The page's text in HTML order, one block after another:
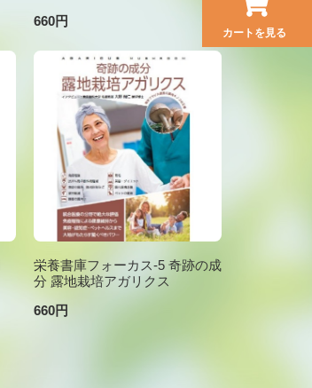
カートを見る
660円
栄養書庫フォーカス-5 奇跡の成
分 露地栽培アガリクス
660円